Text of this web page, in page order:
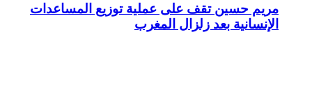
مريم حسين تقف على عملية توزيع المساعدات
الإنسانية بعد زلزال المغرب